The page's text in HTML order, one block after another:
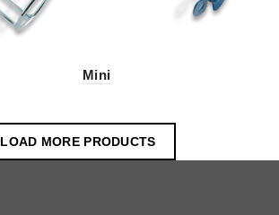
Mini
LOAD MORE PRODUCTS